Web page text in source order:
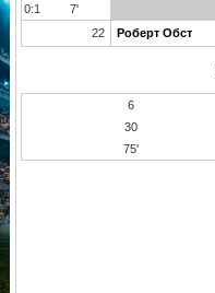
0:1
7'
22
Роберт Обст
6
30
75'